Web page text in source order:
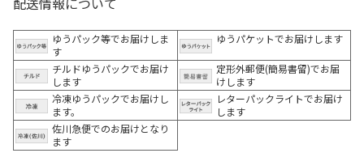
ゆうパック等でお届けしま
す
ゆうパケットでお届けします
チルドゆうパックでお届け
します
定形外郵便(簡易書留)でお届
けします
冷凍ゆうパックでお届けし
ます。
レターパックライトでお届け
します
佐川急便でのお届けとなり
ます